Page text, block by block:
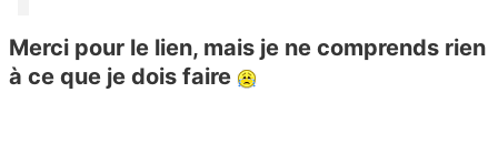
Merci pour le lien, mais je ne comprends rien
à ce que je dois faire